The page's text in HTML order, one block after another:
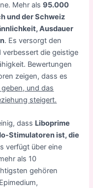
Mehr als95.000
und der Schweiz
Ausdauer
. Es versorgt den
verbessert die geistige
Bewertungen
zeigen, dass es
und das
steigert.
dass Liboprime
Stimulatoren ist, die
verfügt über eine
als 10
gehören